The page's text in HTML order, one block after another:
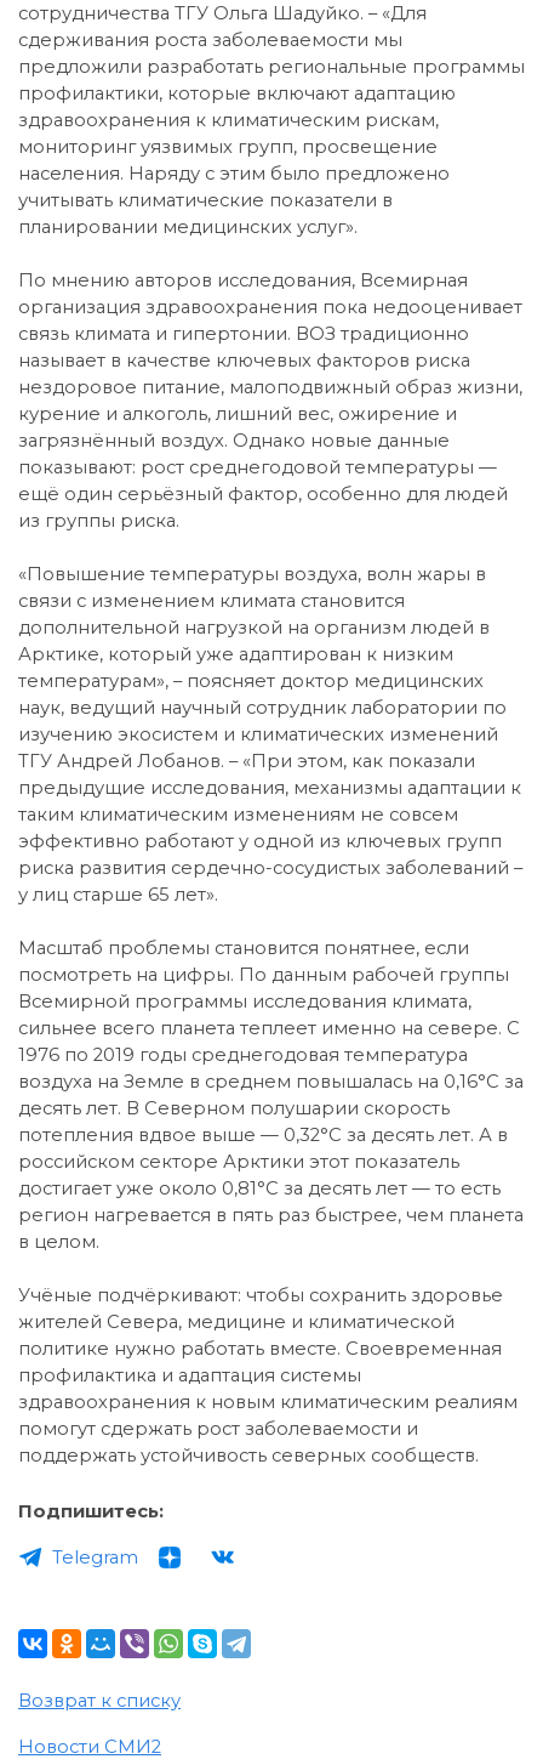
сотрудничества ТГУ Ольга Шадуйко. – «Для
сдерживания роста заболеваемости мы
предложили разработать региональные программы
профилактики, которые включают адаптацию
здравоохранения к климатическим рискам,
мониторинг уязвимых групп, просвещение
населения. Наряду с этим было предложено
учитывать климатические показатели в
планировании медицинских услуг».
По мнению авторов исследования, Всемирная
организация здравоохранения пока недооценивает
связь климата и гипертонии. ВОЗ традиционно
называет в качестве ключевых факторов риска
нездоровое питание, малоподвижный образ жизни,
курение и алкоголь, лишний вес, ожирение и
загрязнённый воздух. Однако новые данные
показывают: рост среднегодовой температуры —
ещё один серьёзный фактор, особенно для людей
из группы риска.
«Повышение температуры воздуха, волн жары в
связи с изменением климата становится
дополнительной нагрузкой на организм людей в
Арктике, который уже адаптирован к низким
температурам», – поясняет доктор медицинских
наук, ведущий научный сотрудник лаборатории по
изучению экосистем и климатических изменений
ТГУ Андрей Лобанов. – «При этом, как показали
предыдущие исследования, механизмы адаптации к
таким климатическим изменениям не совсем
эффективно работают у одной из ключевых групп
риска развития сердечно-сосудистых заболеваний –
у лиц старше 65 лет».
Масштаб проблемы становится понятнее, если
посмотреть на цифры. По данным рабочей группы
Всемирной программы исследования климата,
сильнее всего планета теплеет именно на севере. С
1976 по 2019 годы среднегодовая температура
воздуха на Земле в среднем повышалась на 0,16°С за
десять лет. В Северном полушарии скорость
потепления вдвое выше — 0,32°С за десять лет. А в
российском секторе Арктики этот показатель
достигает уже около 0,81°С за десять лет — то есть
регион нагревается в пять раз быстрее, чем планета
в целом.
Учёные подчёркивают: чтобы сохранить здоровье
жителей Севера, медицине и климатической
политике нужно работать вместе. Своевременная
профилактика и адаптация системы
здравоохранения к новым климатическим реалиям
помогут сдержать рост заболеваемости и
поддержать устойчивость северных сообществ.
Подпишитесь:
Telegram
Возврат к списку
Новости СМИ2